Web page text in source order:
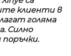
клиенти в
голяма
Силно
поръчки.